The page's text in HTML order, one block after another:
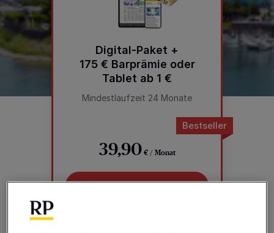
Digital-Paket +
175 € Barprämie oder
Tablet ab 1 €
Mindestlaufzeit 24 Monate
Bestseller
39,90 € / Monat
Jetzt entdecken